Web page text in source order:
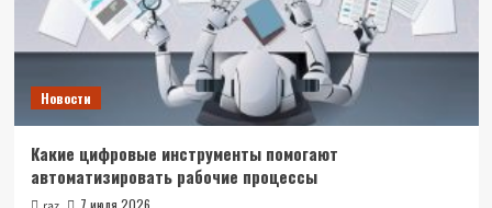
Новости
Какие цифровые инструменты помогают
автоматизировать рабочие процессы
7 июля 2026